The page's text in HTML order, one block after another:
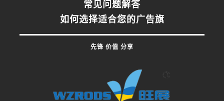
常见问题解答
如何选择适合您的广告旗
先锋 价值 分享